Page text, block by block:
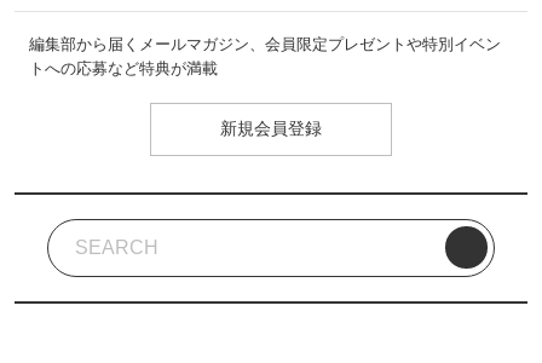
編集部から届くメールマガジン、会員限定プレゼントや特別イベン
トへの応募など特典が満載
新規会員登録